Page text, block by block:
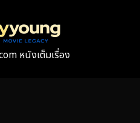
หนังเต็มเรื่อง